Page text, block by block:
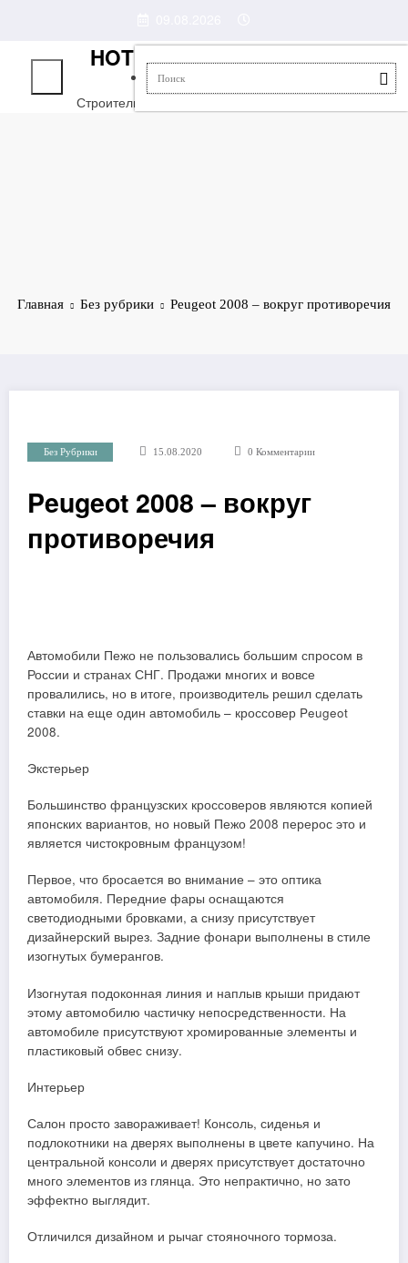
HOTELTROPIC
Строительство, ремонт, интерьер!
Главная Без рубрики Peugeot 2008 – вокруг противоречия
Без Рубрики 15.08.2020 0 Комментарии
Peugeot 2008 – вокруг
противоречия
Автомобили Пежо не пользовались большим спросом в
России и странах СНГ. Продажи многих и вовсе
провалились, но в итоге, производитель решил сделать
ставки на еще один автомобиль – кроссовер Peugeot
2008.
Экстерьер
Большинство французских кроссоверов являются копией
японских вариантов, но новый Пежо 2008 перерос это и
является чистокровным французом!
Первое, что бросается во внимание – это оптика
автомобиля. Передние фары оснащаются
светодиодными бровками, а снизу присутствует
дизайнерский вырез. Задние фонари выполнены в стиле
изогнутых бумерангов.
Изогнутая подоконная линия и наплыв крыши придают
этому автомобилю частичку непосредственности. На
автомобиле присутствуют хромированные элементы и
пластиковый обвес снизу.
Интерьер
Салон просто завораживает! Консоль, сиденья и
подлокотники на дверях выполнены в цвете капучино. На
центральной консоли и дверях присутствует достаточно
много элементов из глянца. Это непрактично, но зато
эффектно выглядит.
Отличился дизайном и рычаг стояночного тормоза.